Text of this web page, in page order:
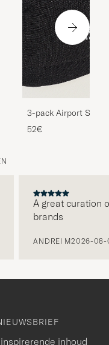
3-pack Airport
Melange
52€
A great curation
brands
ANDREI M2026-08-
inhoud